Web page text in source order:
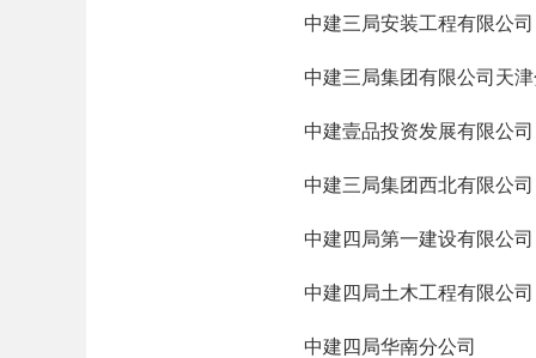
中建三局安装工程有限公司
中建三局集团有限公司天津
中建壹品投资发展有限公司
中建三局集团西北有限公司
中建四局第一建设有限公司
中建四局土木工程有限公司
中建四局华南分公司